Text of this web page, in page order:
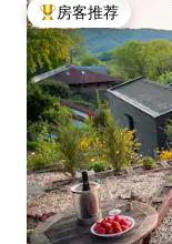
热门「房客推荐」
房客推荐